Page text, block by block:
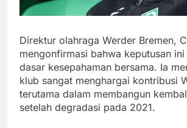
Direktur olahraga Werder Bremen,
mengonfirmasi bahwa keputusan
dasar kesepahaman bersama. Ia
klub sangat menghargai kontribusi
terutama dalam membangun
setelah degradasi pada 2021.